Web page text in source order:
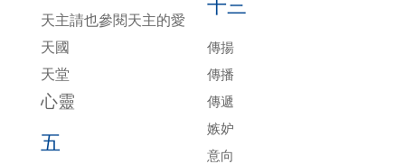
天主請也參閱天主的愛
天國
天堂
心靈
五
十三
傳揚
傳播
傳遞
嫉妒
意向